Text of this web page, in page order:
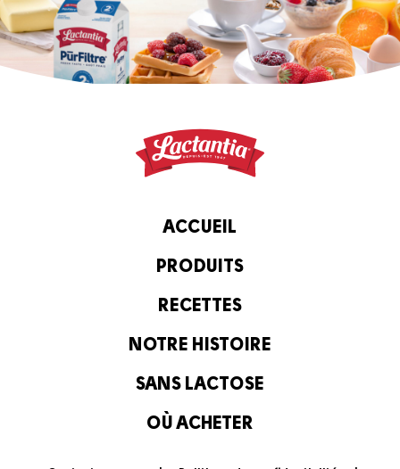
ACCUEIL
PRODUITS
RECETTES
NOTRE HISTOIRE
SANS LACTOSE
OÙ ACHETER